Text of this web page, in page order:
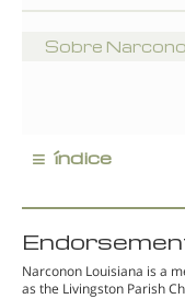
Sobre
≡ índice
Narconon Louisiana is a
as the Livingston Parish